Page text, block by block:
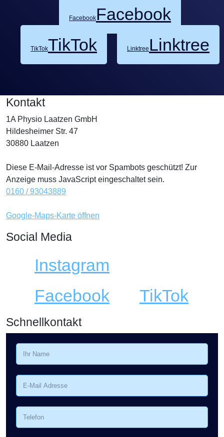
FacebookFacebook
TikTokTikTok Linktree Linktree
Kontakt
1A Physio Laatzen GmbH
Hildesheimer Str. 47
30880 Laatzen
Diese E-Mail-Adresse ist vor Spambots geschützt! Zur
Anzeige muss JavaScript eingeschaltet sein.
0160 / 93043889
Google-Maps-Karte öffnen
Social Media
Instagram
Facebook
TikTok
Schnellkontakt